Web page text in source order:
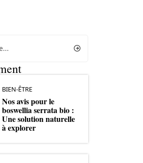
BIEN-ÊTRE
Nos avis pour le
boswellia serrata bio :
Une solution naturelle
à explorer